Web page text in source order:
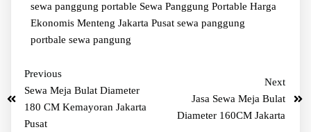
sewa panggung portable Sewa Panggung Portable Harga
Ekonomis Menteng Jakarta Pusat sewa panggung
portbale sewa pangung
Previous
Sewa Meja Bulat Diameter
180 CM Kemayoran Jakarta
Pusat
Next
Jasa Sewa Meja Bulat
Diameter 160CM Jakarta